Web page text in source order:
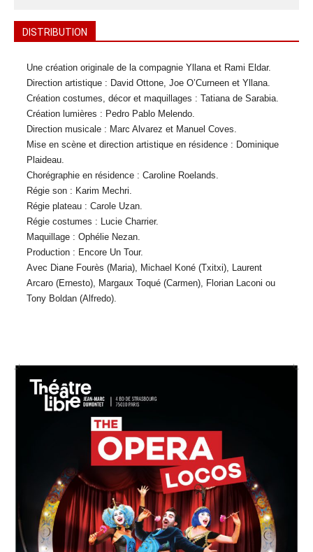
DISTRIBUTION
Une création originale de la compagnie Yllana et Rami Eldar.
Direction artistique : David Ottone, Joe O’Curneen et Yllana.
Création costumes, décor et maquillages : Tatiana de Sarabia.
Création lumières : Pedro Pablo Melendo.
Direction musicale : Marc Alvarez et Manuel Coves.
Mise en scène et direction artistique en résidence : Dominique
Plaideau.
Chorégraphie en résidence : Caroline Roelands.
Régie son : Karim Mechri.
Régie plateau : Carole Uzan.
Régie costumes : Lucie Charrier.
Maquillage : Ophélie Nezan.
Production : Encore Un Tour.
Avec Diane Fourès (Maria), Michael Koné (Txitxi), Laurent
Arcaro (Ernesto), Margaux Toqué (Carmen), Florian Laconi ou
Tony Boldan (Alfredo).